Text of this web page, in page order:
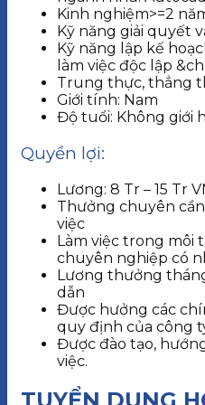
Kinh nghiệm>=2
Kỹ năng giải quyết
Kỹ năng lập kế
làm việc độc lập
Trung thực, thẳng
Giới tính: Nam
Độ tuổi: Không giới
Quyền lợi:
Lương: 8 Tr – 15 Tr
Thưởng chuyên
việc
Làm việc trong môi
chuyên nghiệp có
Lương thưởng
dẫn
Được hưởng các
quy định của công
Được đào tạo,
việc.